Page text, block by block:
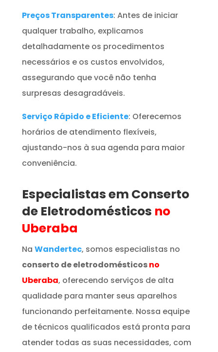
Preços Transparentes: Antes de iniciar
qualquer trabalho, explicamos
detalhadamente os procedimentos
necessários e os custos envolvidos,
assegurando que você não tenha
surpresas desagradáveis.
Serviço Rápido e Eficiente: Oferecemos
horários de atendimento flexíveis,
ajustando-nos à sua agenda para maior
conveniência.
Especialistas em Conserto
de Eletrodomésticos no
Uberaba
Na Wandertec, somos especialistas no
conserto de eletrodomésticosno
Uberaba, oferecendo serviços de alta
qualidade para manter seus aparelhos
funcionando perfeitamente. Nossa equipe
de técnicos qualificados está pronta para
atender todas as suas necessidades, com